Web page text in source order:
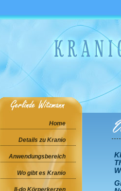
Home
Details zu Kranio
Anwendungsbereich
Wo gibt es Kranio
Il-do Körperkerzen